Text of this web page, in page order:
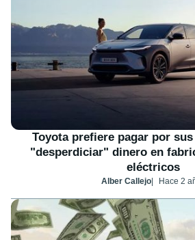
Toyota prefiere pagar por
"desperdiciar" dinero en
eléctricos
Alber Callejo Hace 2